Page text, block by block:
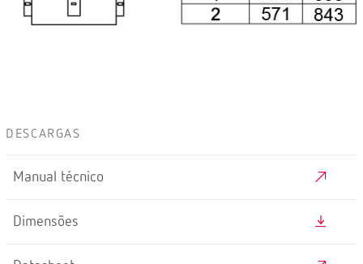
DESCARGAS
Manual técnico
Dimensões